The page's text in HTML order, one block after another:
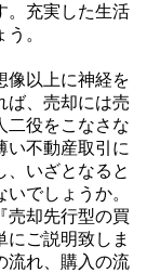
。充実した生活
。
像以上に神経を
ば、売却には売
二役をこなさな
い不動産取引に
、いざとなると
でしょうか。
売却先行型の買
ご説明致しま
流れ、購入の流